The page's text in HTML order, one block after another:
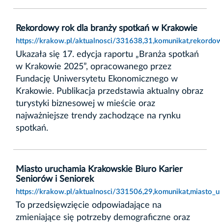
Rekordowy rok dla branży spotkań w Krakowie
https://krakow.pl/aktualnosci/
Ukazała się 17. edycja raportu „Branża spotkań
w Krakowie 2025”, opracowanego przez
Fundację Uniwersytetu Ekonomicznego w
Krakowie. Publikacja przedstawia aktualny obraz
turystyki biznesowej w mieście oraz
najważniejsze trendy zachodzące na rynku
spotkań.
Miasto uruchamia Krakowskie Biuro Karier
Seniorów i Seniorek
https://krakow.pl/aktualnosci/
To przedsięwzięcie odpowiadające na
zmieniające się potrzeby demograficzne oraz